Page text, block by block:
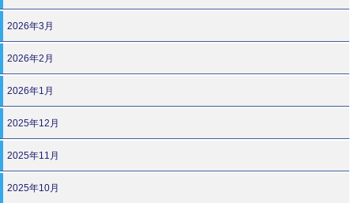
2026年3月
2026年2月
2026年1月
2025年12月
2025年11月
2025年10月